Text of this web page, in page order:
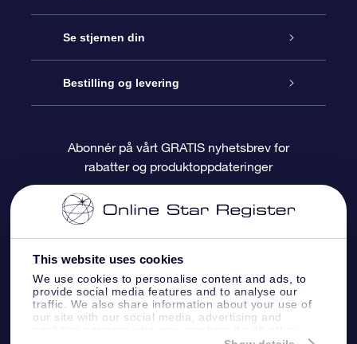
This website uses cookies
We use cookies to personalise content and ads, to
provide social media features and to analyse our
traffic. We also share information about your use of
our site with our social media, advertising and
Kontakt oss
Bloggen
Anmeldelser
Online Stjernegave
OSR Gavepakke
OSR-gavekortet
Bedriftsgaver
Se stjernen din
Star Register
Pesontilpasset stjerneside
One Million Stars
OSR Starsaver
Fly me to the Stars VR-app
Bestilling og levering
Betalingsinformasjon
Fraktinformasjon
Returpolicy
Stjernebildene
Abonnér på vårt GRATIS nyhetsbrev for
rabatter og produktoppdateringer